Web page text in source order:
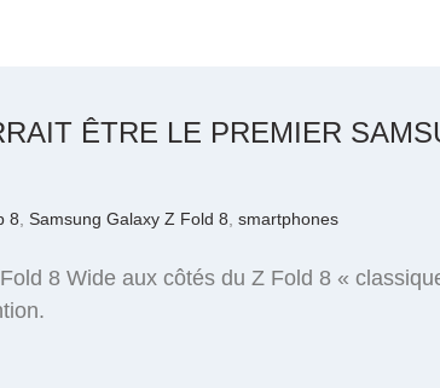
ÊTRE LE PREMIER
8 Samsung Galaxy Z Fold 8 smartphones
8 Wide aux côtés du Z Fold 8 «